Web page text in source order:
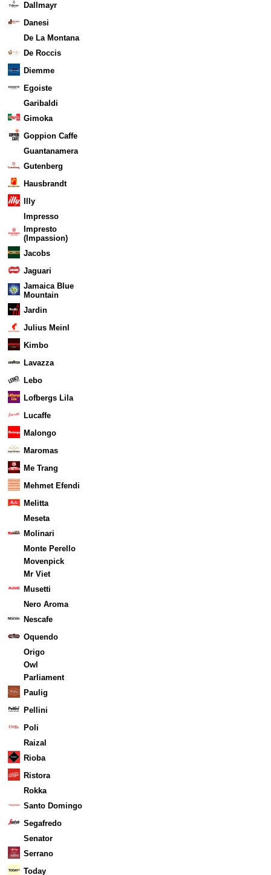
Dallmayr
Danesi
De La Montana
De Roccis
Diemme
Egoiste
Garibaldi
Gimoka
Goppion Caffe
Guantanamera
Gutenberg
Hausbrandt
Illy
Impresso
Impresto
(Impassion)
Jacobs
Jaguari
Jamaica Blue
Mountain
Jardin
Julius Meinl
Kimbo
Lavazza
Lebo
Lofbergs Lila
Lucaffe
Malongo
Maromas
Me Trang
Mehmet Efendi
Melitta
Meseta
Molinari
Monte Perello
Movenpick
Mr Viet
Musetti
Nero Aroma
Nescafe
Oquendo
Origo
Owl
Parliament
Paulig
Pellini
Poli
Raizal
Rioba
Ristora
Rokka
Santo Domingo
Segafredo
Senator
Serrano
Today